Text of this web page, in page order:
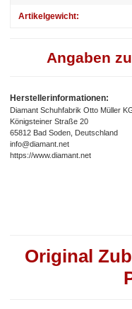
Artikelgewicht:
Angaben
Herstellerinformationen:
Diamant Schuhfabrik Otto Müller
Königsteiner Straße 20
65812 Bad Soden, Deutschland
info@diamant.net
https://www.diamant.net
Original